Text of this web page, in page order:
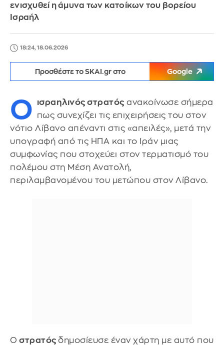
ενισχυθεί η άμυνα των κατοίκων του βορείου
Ισραήλ
18:24, 18.06.2026
Προσθέστε το SKAI.gr στο Google
Ο ισραηλινός στρατός ανακοίνωσε σήμερα
πως συνεχίζει τις επιχειρήσεις του στον
νότιο Λίβανο απέναντι στις «απειλές», μετά την
υπογραφή από τις ΗΠΑ και το Ιράν μιας
συμφωνίας που στοχεύει στον τερματισμό του
πολέμου στη Μέση Ανατολή,
περιλαμβανομένου του μετώπου στον Λίβανο.
Ο στρατός δημοσίευσε έναν χάρτη με αυτό που